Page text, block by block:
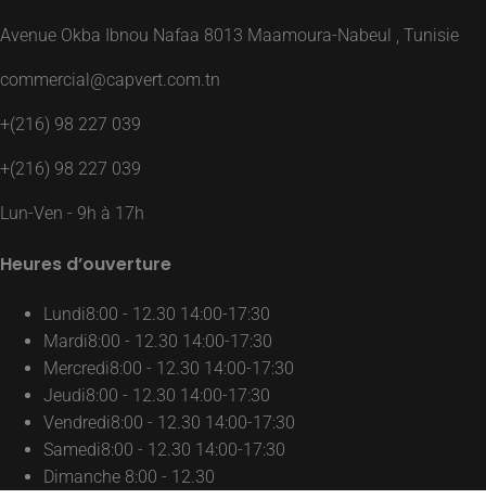
Avenue Okba Ibnou Nafaa 8013 Maamoura-Nabeul , Tunisie
commercial@capvert.com.tn
+(216) 98 227 039
+(216) 98 227 039
Lun-Ven - 9h à 17h
Heures d’ouverture
Lundi8:00 - 12.30 14:00-17:30
Mardi8:00 - 12.30 14:00-17:30
Mercredi8:00 - 12.30 14:00-17:30
Jeudi8:00 - 12.30 14:00-17:30
Vendredi8:00 - 12.30 14:00-17:30
Samedi8:00 - 12.30 14:00-17:30
Dimanche 8:00 - 12.30